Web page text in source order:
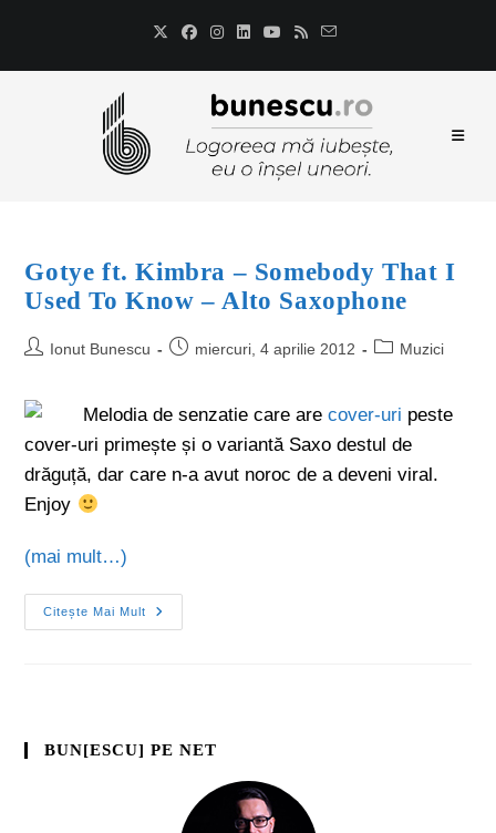
Gotye ft. Kimbra – Somebody That I
Used To Know – Alto Saxophone
Ionut Bunescu miercuri, 4 aprilie 2012 Muzici
Melodia de senzatie care arecover-uri peste
cover-uri primește și o variantă Saxo destul de
drăguță, dar care n-a avut noroc de a deveni viral.
Enjoy
(mai mult…)
Citește Mai Mult
BUN[ESCU] PE NET